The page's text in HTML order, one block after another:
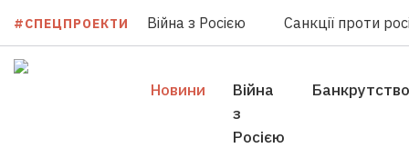
#СПЕЦПРОЕКТИ Війна з Росією Санкції проти
Новини
Війна
з
Росією
Банкрутство